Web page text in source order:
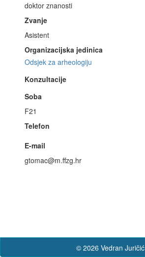
doktor znanosti
Zvanje
Asistent
Organizacijska jedinica
Odsjek za arheologiju
Konzultacije
Soba
F21
Telefon
E-mail
gtomac@m.ffzg.hr
© 2026 Vedran Juričić